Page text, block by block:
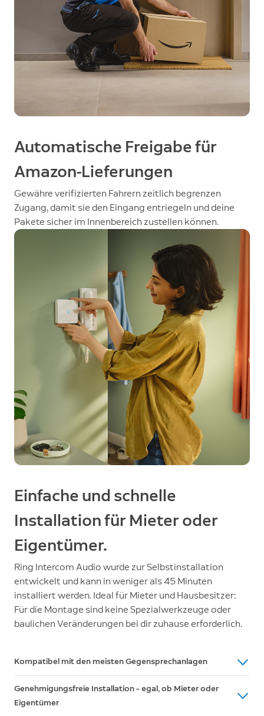
Automatische Freigabe für
Amazon-Lieferungen
Gewähre verifizierten Fahrern zeitlich begrenzen
Zugang, damit sie den Eingang entriegeln und deine
Pakete sicher im Innenbereich zustellen können.
Einfache und schnelle
Installation für Mieter oder
Eigentümer.
Ring Intercom Audio wurde zur Selbstinstallation
entwickelt und kann in weniger als 45 Minuten
installiert werden. Ideal für Mieter und Hausbesitzer:
Für die Montage sind keine Spezialwerkzeuge oder
baulichen Veränderungen bei dir zuhause erforderlich.
Kompatibel mit den meisten Gegensprechanlagen
verwendeten Gegensprechanlagen kompatibel. Um eine
nahtlose Integration zu gewährleisten, kannst du mit der
Genehmigungsfreie Installation – egal, ob Mieter oder
Eigentümer